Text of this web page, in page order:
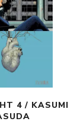
4 / KASUMI